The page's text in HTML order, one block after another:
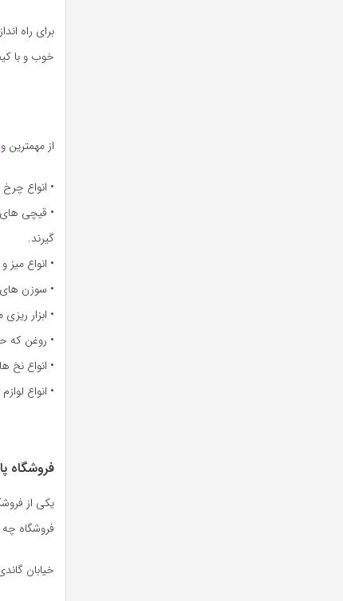
برای راه
خوب و با
از مهمترین
• انواع
• قیچی های
گیرند.
• انواع
• سوزن
• ابزار
• روغن که
• انواع نخ
• انواع
فروشگاه
یکی از
فروشگاه
خیابان